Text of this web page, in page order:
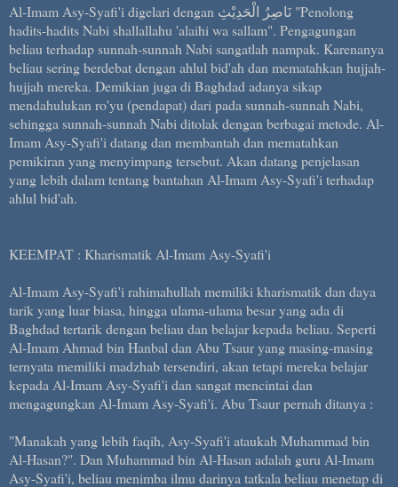
Al-Imam Asy-Syafi'i digelari dengan نَاصِرُ الْحَدِيْثِ "Penolong
hadits-hadits Nabi shallallahu 'alaihi wa sallam". Pengagungan
beliau terhadap sunnah-sunnah Nabi sangatlah nampak. Karenanya
beliau sering berdebat dengan ahlul bid'ah dan mematahkan hujjah-
hujjah mereka. Demikian juga di Baghdad adanya sikap
mendahulukan ro'yu (pendapat) dari pada sunnah-sunnah Nabi,
sehingga sunnah-sunnah Nabi ditolak dengan berbagai metode. Al-
Imam Asy-Syafi'i datang dan membantah dan mematahkan
pemikiran yang menyimpang tersebut. Akan datang penjelasan
yang lebih dalam tentang bantahan Al-Imam Asy-Syafi'i terhadap
ahlul bid'ah.
KEEMPAT : Kharismatik Al-Imam Asy-Syafi'i
Al-Imam Asy-Syafi'i rahimahullah memiliki kharismatik dan daya
tarik yang luar biasa, hingga ulama-ulama besar yang ada di
Baghdad tertarik dengan beliau dan belajar kepada beliau. Seperti
Al-Imam Ahmad bin Hanbal dan Abu Tsaur yang masing-masing
ternyata memiliki madzhab tersendiri, akan tetapi mereka belajar
kepada Al-Imam Asy-Syafi'i dan sangat mencintai dan
mengagungkan Al-Imam Asy-Syafi'i. Abu Tsaur pernah ditanya :
"Manakah yang lebih faqih, Asy-Syafi'i ataukah Muhammad bin
Al-Hasan?". Dan Muhammad bin Al-Hasan adalah guru Al-Imam
Asy-Syafi'i, beliau menimba ilmu darinya tatkala beliau menetap di